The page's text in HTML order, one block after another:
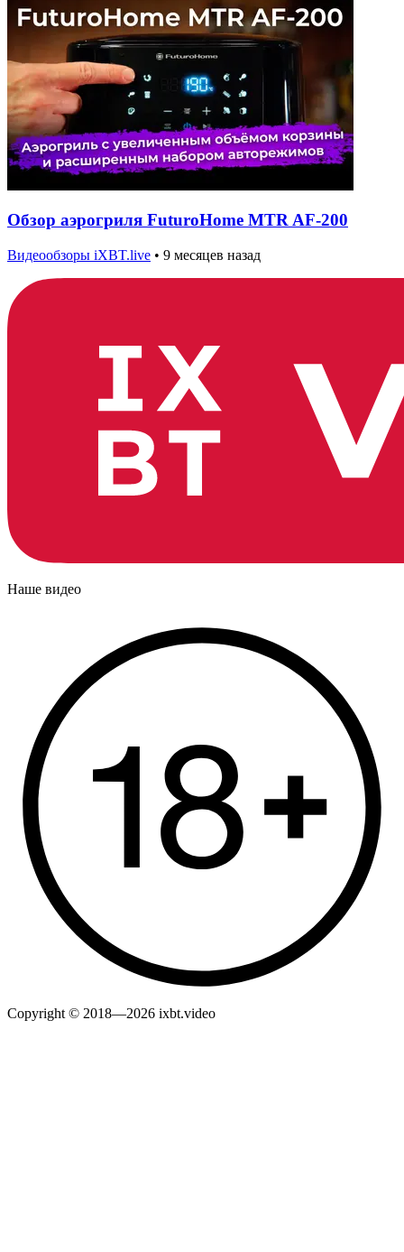
Обзор аэрогриля FuturoHome MTR AF-200
Видеообзоры iXBT.live • 9 месяцев назад
Наше видео
Copyright © 2018—2026 ixbt.video